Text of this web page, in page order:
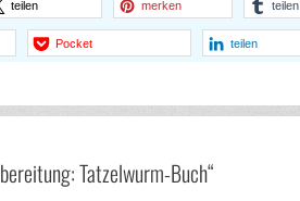
teilen merken teilen
Pocket teilen
Tatzelwurm-Buch“